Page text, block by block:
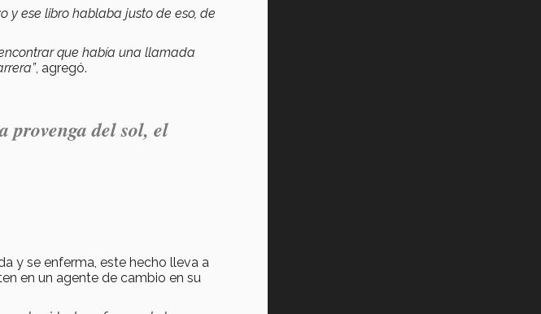
y ese libro hablaba justo de eso, de
que había una llamada
, agregó.
provenga del sol, el
y se enferma, este hecho lleva a
en un agente de cambio en su